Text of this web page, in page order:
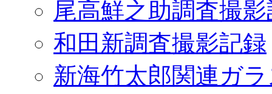
尾高鮮之助調査撮
和田新調査撮影記録
新海竹太郎関連ガ